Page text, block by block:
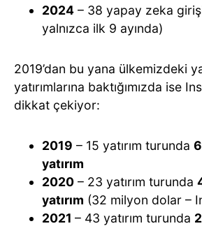
2024 – 38 yapay zeka
yalnızca ilk 9 ayında)
2019’dan bu yana ülkemizdeki
yatırımlarına baktığımızda ise
dikkat çekiyor:
2019 – 15 yatırım turunda
yatırım
2020 – 23 yatırım turunda
yatırım (32 milyon dolar –
2021 – 43 yatırım turunda